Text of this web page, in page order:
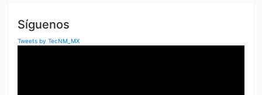
Síguenos
Tweets by TecNM_MX